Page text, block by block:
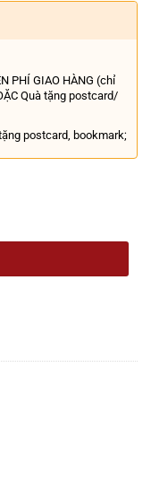
PHÍ GIAO HÀNG (chỉ
Quà tặng postcard/
postcard, bookmark;
Robert S.McNamara